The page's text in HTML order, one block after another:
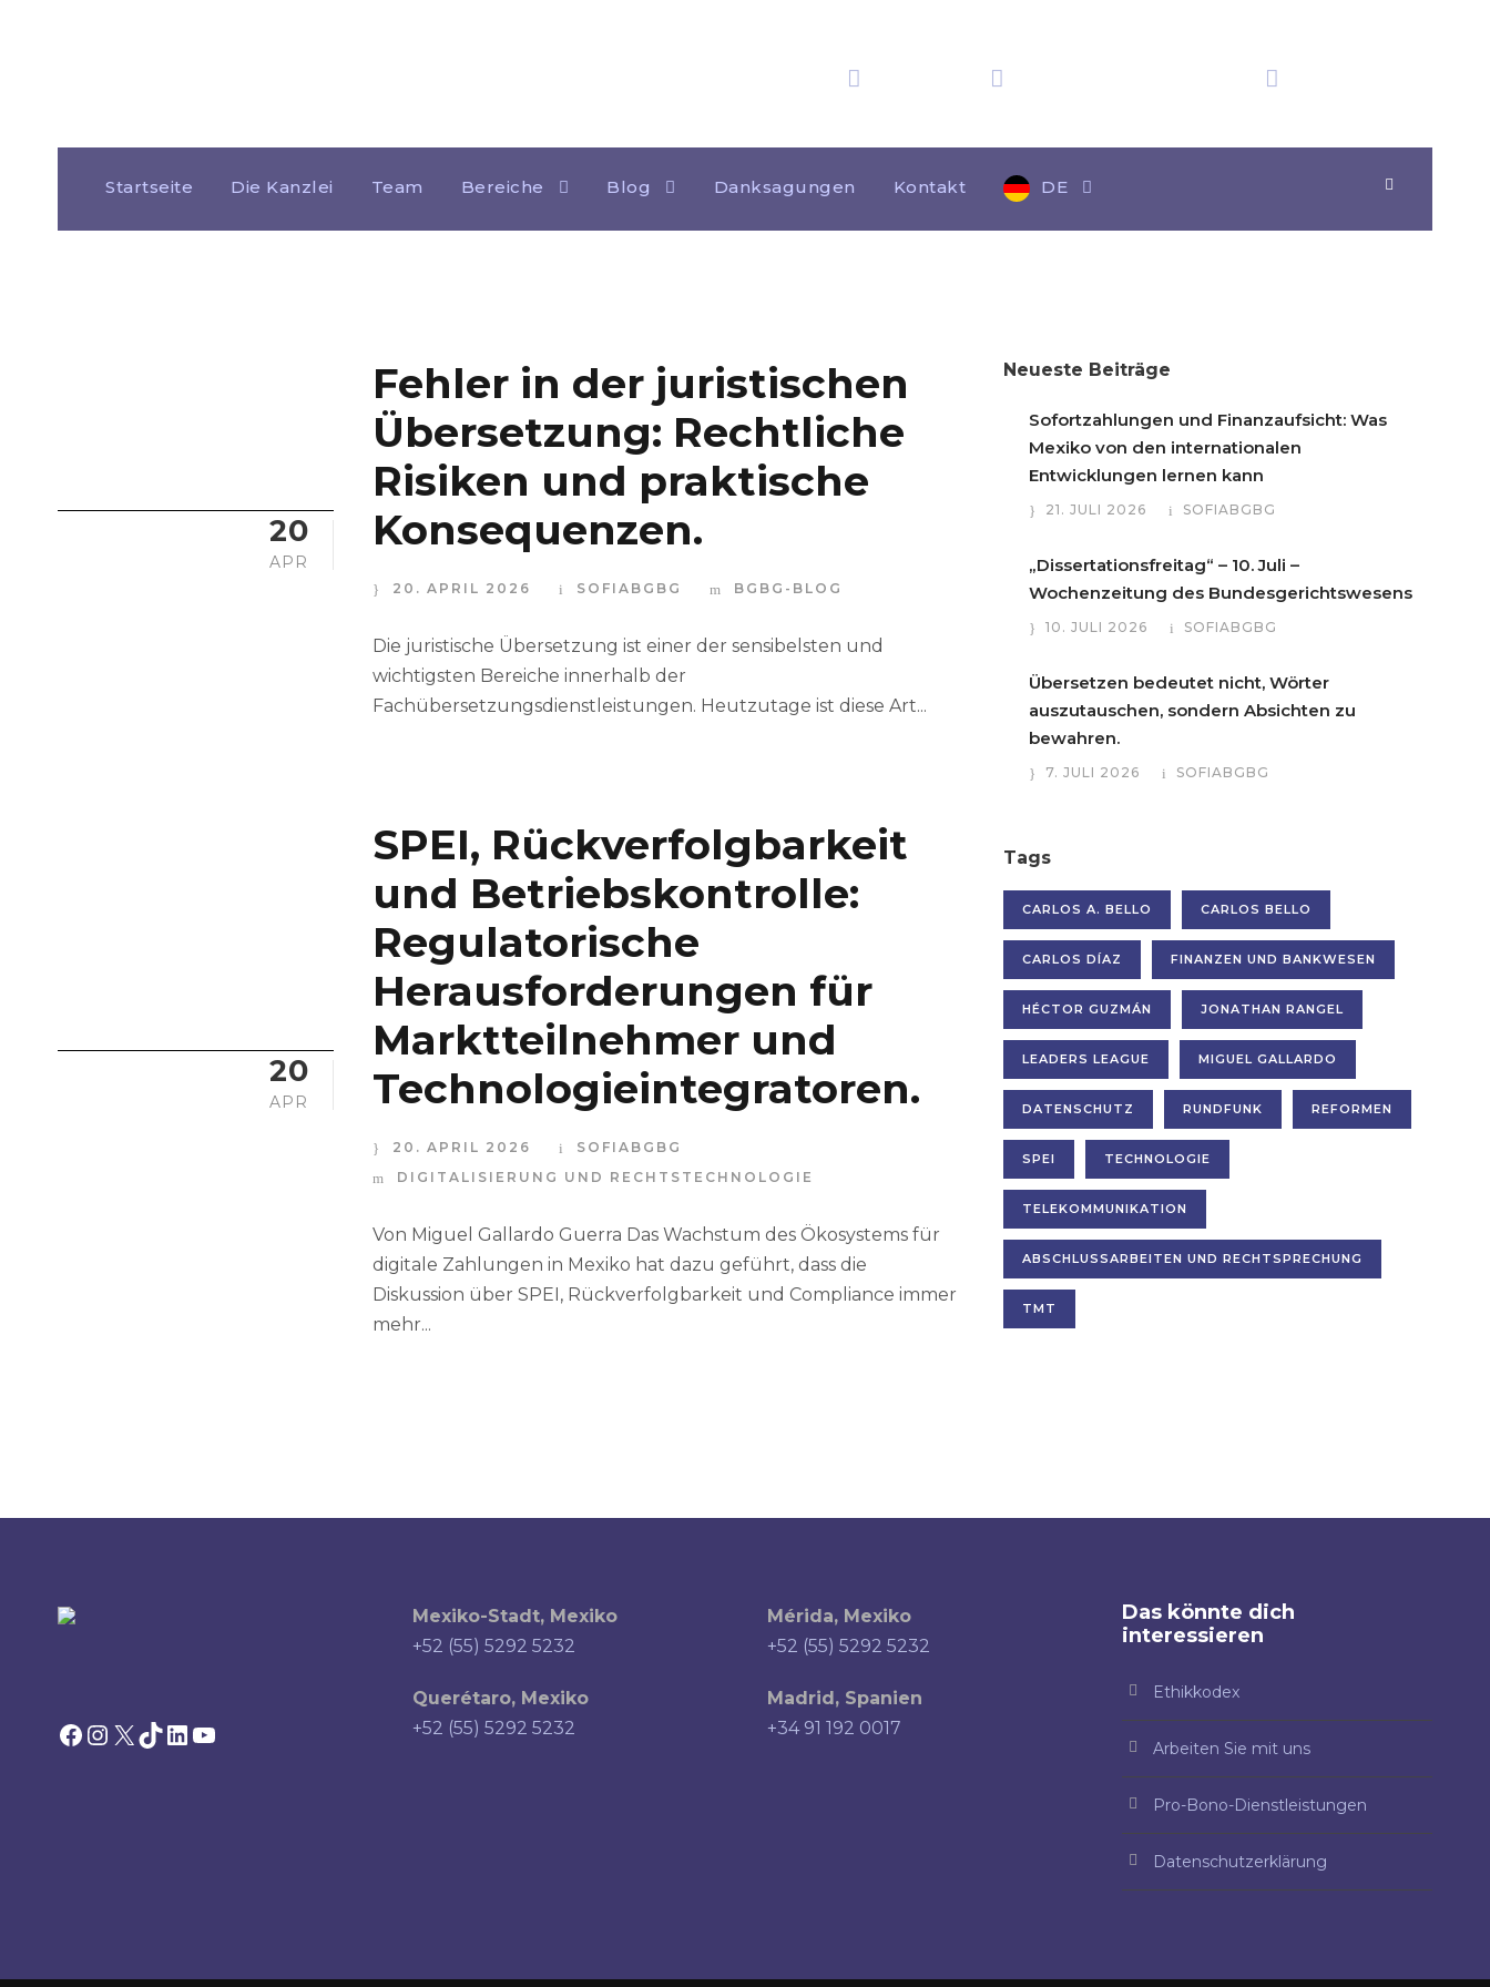
Startseite Die Kanzlei Team Bereiche Blog Danksagungen Kontakt DE
20. APRIL 2026
20
APR
Fehler in der juristischen
Übersetzung: Rechtliche
Risiken und praktische
Konsequenzen.
20. APRIL 2026 SOFIABGBG BGBG-BLOG
Die juristische Übersetzung ist einer der sensibelsten und
wichtigsten Bereiche innerhalb der
Fachübersetzungsdienstleistungen. Heutzutage ist diese Art...
20
APR
SPEI, Rückverfolgbarkeit
und Betriebskontrolle:
Regulatorische
Herausforderungen für
Marktteilnehmer und
Technologieintegratoren.
20. APRIL 2026
SOFIABGBG
DIGITALISIERUNG UND RECHTSTECHNOLOGIE
Von Miguel Gallardo Guerra Das Wachstum des Ökosystems für
digitale Zahlungen in Mexiko hat dazu geführt, dass die
Diskussion über SPEI, Rückverfolgbarkeit und Compliance immer
mehr...
Neueste Beiträge
Sofortzahlungen und Finanzaufsicht: Was
Mexiko von den internationalen
Entwicklungen lernen kann
21. JULI 2026 SOFIABGBG
„Dissertationsfreitag“ – 10. Juli –
Wochenzeitung des Bundesgerichtswesens
10. JULI 2026 SOFIABGBG
Übersetzen bedeutet nicht, Wörter
auszutauschen, sondern Absichten zu
bewahren.
7. JULI 2026 SOFIABGBG
Tags
CARLOS A. BELLO CARLOS BELLO
CARLOS DÍAZ FINANZEN UND BANKWESEN
HÉCTOR GUZMÁN JONATHAN RANGEL
LEADERS LEAGUE MIGUEL GALLARDO
DATENSCHUTZ RUNDFUNK REFORMEN
SPEI TECHNOLOGIE
TELEKOMMUNIKATION
ABSCHLUSSARBEITEN UND RECHTSPRECHUNG
TMT
Facebook Instagram X TikTok LinkedIn YouTube
Mexiko-Stadt, Mexiko
+52 (55) 5292 5232
Querétaro, Mexiko
+52 (55) 5292 5232
Mérida, Mexiko
+52 (55) 5292 5232
Madrid, Spanien
+34 91 192 0017
Das könnte dich
interessieren
Ethikkodex
Arbeiten Sie mit uns
Pro-Bono-Dienstleistungen
Datenschutzerklärung